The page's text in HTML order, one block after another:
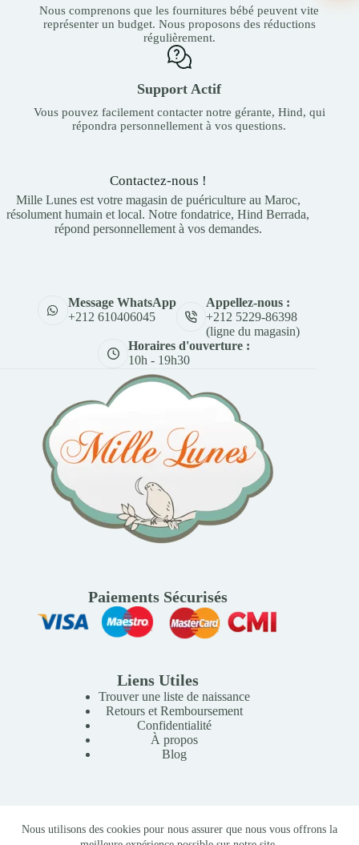
Nous utilisons des cookies pour nous assurer que nous vous offrons la
Nous comprenons que les fournitures bébé peuvent vite
représenter un budget. Nous proposons des réductions
régulièrement.
Support Actif
Vous pouvez facilement contacter notre gérante, Hind, qui
répondra personnellement à vos questions.
Contactez-nous !
Mille Lunes est votre magasin de puériculture au Maroc,
résolument humain et local. Notre fondatrice, Hind Berrada,
répond personnellement à vos demandes.
Message WhatsApp
+212 610406045
Appellez-nous :
+212 5229-86398
(ligne du magasin)
Horaires d'ouverture :
10h - 19h30
Paiements Sécurisés
Liens Utiles
Trouver une liste de naissance
Retours et Remboursement
Confidentialité
À propos
Blog
Copyright © 2026 Mille Lunes - Création du site :
Baptiste
-Conditions Générales de Vente